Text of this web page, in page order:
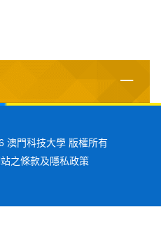
澳門科技大學 版權所有
之條款及隱私政策